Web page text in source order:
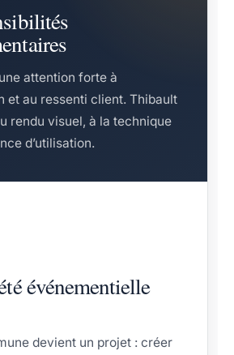
attention forte à
et au ressenti client. Thibault
rendu visuel, à la technique
d’utilisation.
événementielle
devient un projet : créer